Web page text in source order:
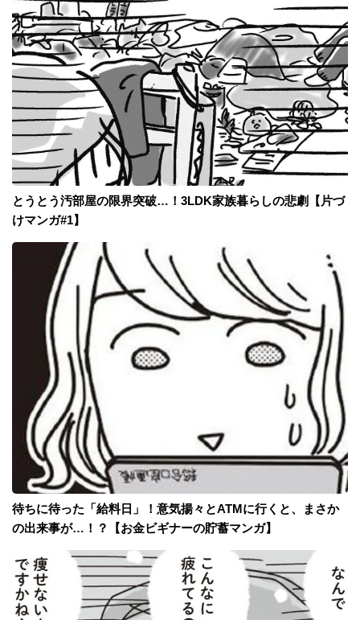
とうとう汚部屋の限界突破…！3LDK家族暮らしの悲劇【片づ
けマンガ#1】
待ちに待った「給料日」！意気揚々とATMに行くと、まさか
の出来事が…！？【お金ビギナーの貯蓄マンガ】